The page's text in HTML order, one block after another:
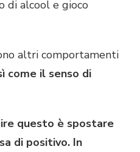
di alcool e gioco
altri comportamenti
come il senso di
questo è spostare
di positivo. In